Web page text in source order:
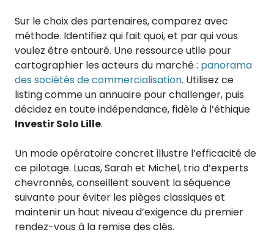
Sur le choix des partenaires, comparez avec
méthode. Identifiez qui fait quoi, et par qui vous
voulez être entouré. Une ressource utile pour
cartographier les acteurs du marché : panorama
des sociétés de commercialisation. Utilisez ce
listing comme un annuaire pour challenger, puis
décidez en toute indépendance, fidèle à l’éthique
Investir Solo Lille.
Un mode opératoire concret illustre l’efficacité de
ce pilotage. Lucas, Sarah et Michel, trio d’experts
chevronnés, conseillent souvent la séquence
suivante pour éviter les pièges classiques et
maintenir un haut niveau d’exigence du premier
rendez-vous à la remise des clés.